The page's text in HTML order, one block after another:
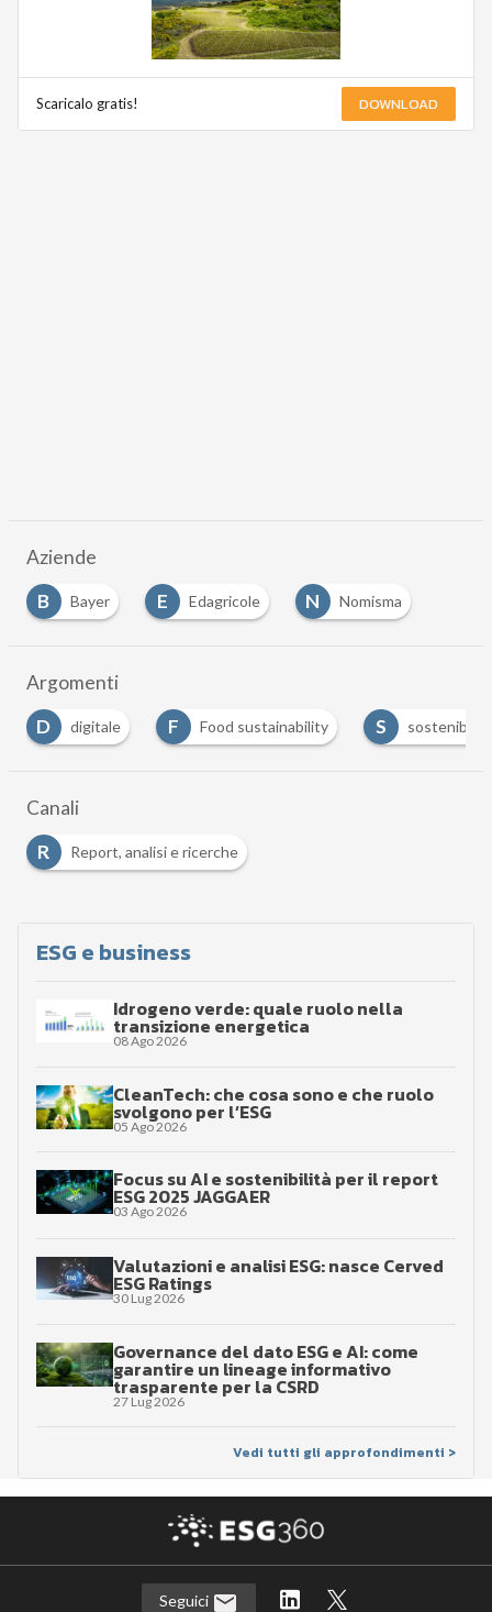
Scaricalo gratis! DOWNLOAD
Aziende
B
Bayer E Edagricole N Nomisma
Argomenti
digitale F Food sustainability S sostenibilità
Canali
R
Report, analisi e ricerche
ESG e business
Idrogeno verde: quale ruolo nella
transizione energetica
08 Ago 2026
CleanTech: che cosa sono e che ruolo
svolgono per l’ESG
05 Ago 2026
Focus su AI e sostenibilità per il report
ESG 2025 JAGGAER
03 Ago 2026
Valutazioni e analisi ESG: nasce Cerved
ESG Ratings
30 Lug 2026
Governance del dato ESG e AI: come
garantire un lineage informativo
trasparente per la CSRD
27 Lug 2026
Vedi tutti gli approfondimenti >
Seguici